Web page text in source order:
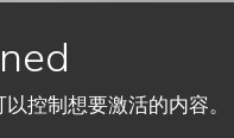
控制想要激活的内容。
souvenir. Cela faisait un
la même qualité.
le choix est devenu